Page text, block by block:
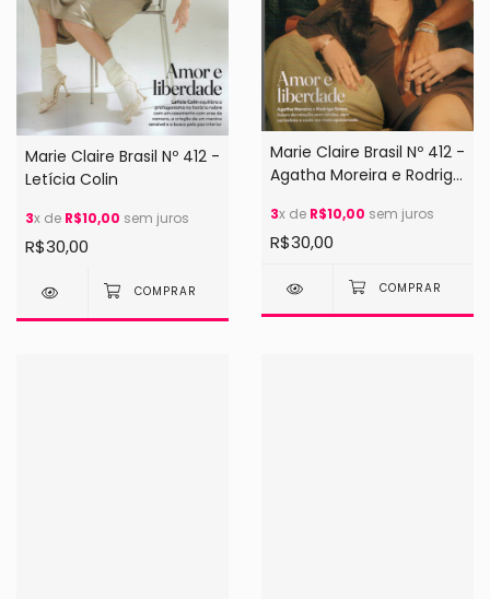
Marie Claire Brasil Nº 412 -
Letícia Colin
3x de R$10,00 sem juros
R$30,00
Marie Claire Brasil Nº 412 -
Agatha Moreira e Rodrigo
3x de R$10,00 sem juros
R$30,00